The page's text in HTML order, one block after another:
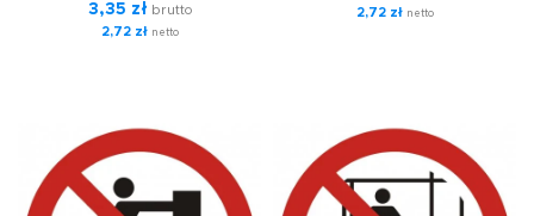
3,35 zł brutto
2,72 złnetto
2,72 złnetto